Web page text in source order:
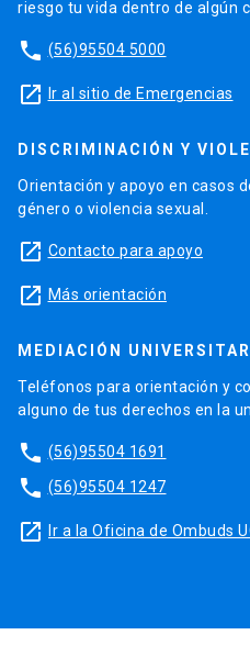
riesgo tu vida dentro de algún
phone (56)95504 5000
launch Ir al sitio de Emergencias
DISCRIMINACIÓN Y
Orientación y apoyo en casos
género o violencia sexual.
launch Contacto para apoyo
launch Más orientación
MEDIACIÓN
Teléfonos para orientación y
alguno de tus derechos en la
phone (56)95504 1691
phone (56)95504 1247
launch Ir a la Oficina de Ombuds